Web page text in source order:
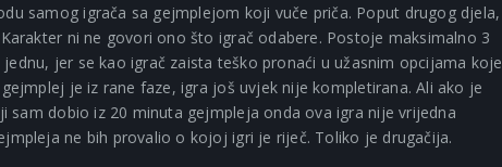
samog igrača sa gejmplejom koji vuče priča. Poput drugog djela,
ni ne govori ono što igrač odabere. Postoje maksimalno 3
jer se kao igrač zaista teško pronaći u užasnim opcijama koje
je iz rane faze, igra još uvjek nije kompletirana. Ali ako je
sam dobio iz 20 minuta gejmpleja onda ova igra nije vrijedna
ne bih provalio o kojoj igri je riječ. Toliko je drugačija.